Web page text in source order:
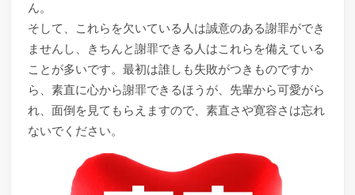
ん。
そして、これらを欠いている人は誠意のある謝罪ができ
ませんし、きちんと謝罪できる人はこれらを備えている
ことが多いです。最初は誰しも失敗がつきものですか
ら、素直に心から謝罪できるほうが、先輩から可愛がら
れ、面倒を見てもらえますので、素直さや寛容さは忘れ
ないでください。